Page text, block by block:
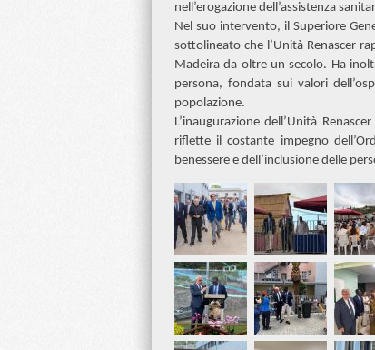
nell’erogazione dell’assistenza
Nel suo intervento, il Superiore
sottolineato che l’Unità Renascer
Madeira da oltre un secolo. Ha
persona, fondata sui valori
popolazione.
L’inaugurazione dell’Unità
riflette il costante impegno
benessere e dell’inclusione delle